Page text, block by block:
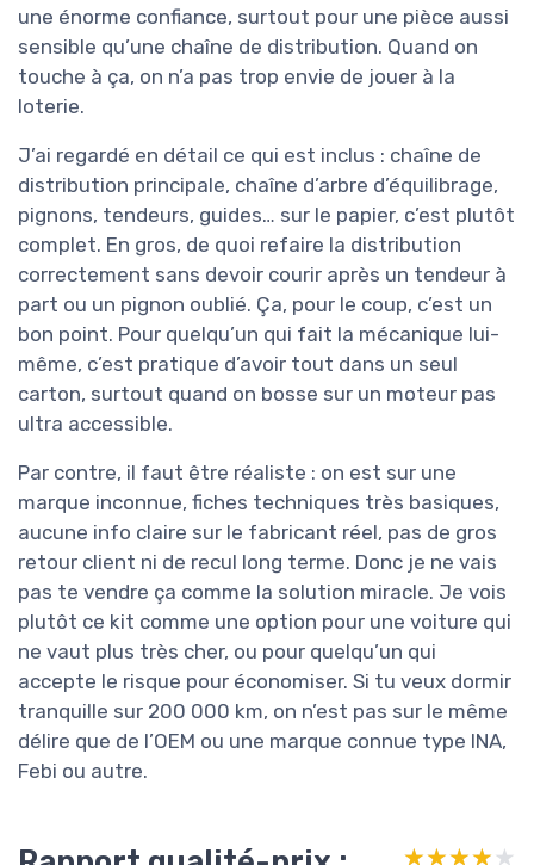
une énorme confiance, surtout pour une pièce aussi
sensible qu’une chaîne de distribution. Quand on
touche à ça, on n’a pas trop envie de jouer à la
loterie.
J’ai regardé en détail ce qui est inclus : chaîne de
distribution principale, chaîne d’arbre d’équilibrage,
pignons, tendeurs, guides… sur le papier, c’est plutôt
complet. En gros, de quoi refaire la distribution
correctement sans devoir courir après un tendeur à
part ou un pignon oublié. Ça, pour le coup, c’est un
bon point. Pour quelqu’un qui fait la mécanique lui-
même, c’est pratique d’avoir tout dans un seul
carton, surtout quand on bosse sur un moteur pas
ultra accessible.
Par contre, il faut être réaliste : on est sur une
marque inconnue, fiches techniques très basiques,
aucune info claire sur le fabricant réel, pas de gros
retour client ni de recul long terme. Donc je ne vais
pas te vendre ça comme la solution miracle. Je vois
plutôt ce kit comme une option pour une voiture qui
ne vaut plus très cher, ou pour quelqu’un qui
accepte le risque pour économiser. Si tu veux dormir
tranquille sur 200 000 km, on n’est pas sur le même
délire que de l’OEM ou une marque connue type INA,
Febi ou autre.
★★★★★
★★★★★